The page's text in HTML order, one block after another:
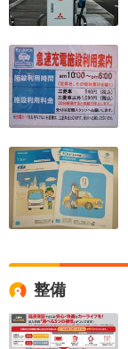
整備